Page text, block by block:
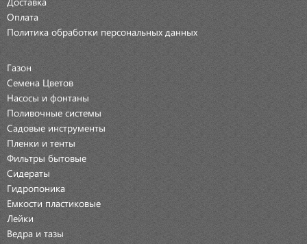
Оплата
Политика обработки персональных данных
Газон
Семена Цветов
Насосы и фонтаны
Поливочные системы
Садовые инструменты
Пленки и тенты
Фильтры бытовые
Сидераты
Гидропоника
Емкости пластиковые
Лейки
Ведра и тазы